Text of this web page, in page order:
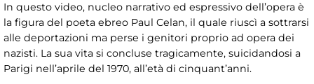
In questo video, nucleo narrativo ed espressivo dell’opera è
la figura del poeta ebreo Paul Celan, il quale riuscì a sottrarsi
alle deportazioni ma perse i genitori proprio ad opera dei
nazisti. La sua vita si concluse tragicamente, suicidandosi a
Parigi nell’aprile del 1970, all’età di cinquant’anni.